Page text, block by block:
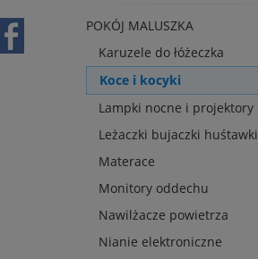
POKÓJ MALUSZKA
Karuzele do łóżeczka
Koce i kocyki
Lampki nocne i projektory
Leżaczki bujaczki huśtawki
Materace
Monitory oddechu
Nawilżacze powietrza
Nianie elektroniczne